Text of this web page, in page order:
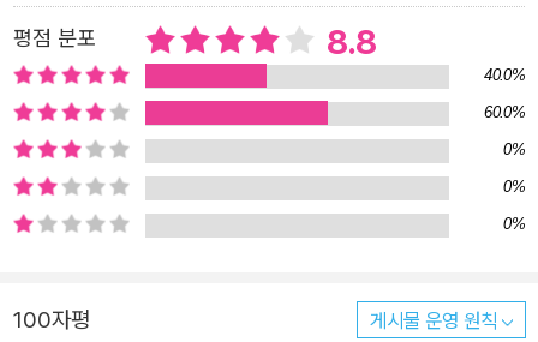
길하고 사악한 어떤 것이 머릿속에 차근차근, 한 톨씩, 한 방울씩 스미
는 것”처럼 뇌를 점령당한 기분을 느끼다가, 책을 덮고 나면 비로소
진정한 공포가 시작된다. 과연 진짜 또라이는 누구일까? 나는 절대로
아니라고 말할 수 있을까? ‘단 한 편의 이야기’를 깊게 호흡하는 특별
한 경험 위즈덤하우스는 2022년 11월부터 단편소설 연재 프로젝트
‘위클리 픽션’을 통해 오늘 한국문학의 가장 다양한 모습, 가장 새로운
이야기를 일주일에 한 편씩 소개하고 있다. 구병모 〈파쇄〉, 조예은 〈만
렇게 연재를 마친 소설들을 순차적으로 출간하며, 이때 여러 편의 단
평점 분포 8.8
40.0%
60.0%
0%
0%
0%
100자평 게시물 운영 원칙